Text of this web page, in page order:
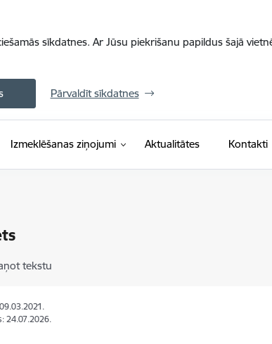
sīkdatnes. Ar Jūsu piekrišanu papildus šajā
Pārvaldīt sīkdatnes
Izmeklēšanas ziņojumi Aktualitātes Kontakti
tekstu
24.07.2026.